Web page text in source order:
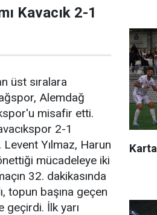
Kavacık 2-1
üst sıralara
Alemdağ
misafir etti.
2-1
Yılmaz, Harun
mücadeleye iki
32. dakikasında
topun başına geçen
geçirdi. İlk yarı